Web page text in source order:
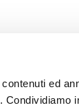
ed